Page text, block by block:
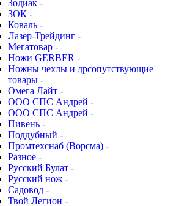
Зодиак -
ЗОК -
Коваль -
Лазер-Трейдинг -
Мегатовар -
Ножи GERBER -
Ножны чехлы и дрсопутствующие
товары -
Омега Лайт -
ООО СПС Андрей -
ООО СПС Андрей -
Пивень -
Поддубный -
Промтехснаб (Ворсма) -
Разное -
Русский Булат -
Русский нож -
Садовод -
Твой Легион -